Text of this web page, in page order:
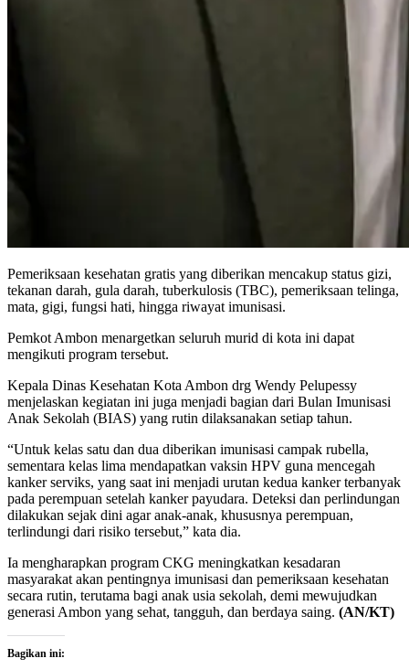
Pemeriksaan kesehatan gratis yang diberikan mencakup status gizi,
tekanan darah, gula darah, tuberkulosis (TBC), pemeriksaan telinga,
mata, gigi, fungsi hati, hingga riwayat imunisasi.
Pemkot Ambon menargetkan seluruh murid di kota ini dapat
mengikuti program tersebut.
Kepala Dinas Kesehatan Kota Ambon drg Wendy Pelupessy
menjelaskan kegiatan ini juga menjadi bagian dari Bulan Imunisasi
Anak Sekolah (BIAS) yang rutin dilaksanakan setiap tahun.
“Untuk kelas satu dan dua diberikan imunisasi campak rubella,
sementara kelas lima mendapatkan vaksin HPV guna mencegah
kanker serviks, yang saat ini menjadi urutan kedua kanker terbanyak
pada perempuan setelah kanker payudara. Deteksi dan perlindungan
dilakukan sejak dini agar anak-anak, khususnya perempuan,
terlindungi dari risiko tersebut,” kata dia.
Ia mengharapkan program CKG meningkatkan kesadaran
masyarakat akan pentingnya imunisasi dan pemeriksaan kesehatan
secara rutin, terutama bagi anak usia sekolah, demi mewujudkan
generasi Ambon yang sehat, tangguh, dan berdaya saing. (AN/KT)
Bagikan ini: